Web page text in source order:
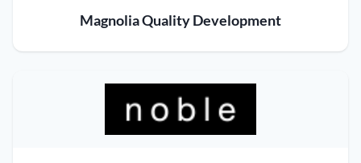
Magnolia Quality Development